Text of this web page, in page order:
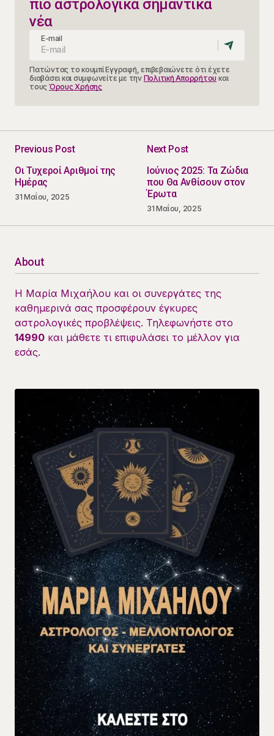
πιο αστρολογικά σημαντικά
νέα
E-mail
Πατώντας το κουμπί Εγγραφή, επιβεβαιώνετε ότι έχετε
διαβάσει και συμφωνείτε με την Πολιτική Απορρήτου και
τους Όρους Χρήσης
Previous Post
Οι Τυχεροί Αριθμοί της
Ημέρας
31 Μαΐου, 2025
Next Post
Ιούνιος 2025: Τα Ζώδια
που Θα Ανθίσουν στον
Έρωτα
31 Μαΐου, 2025
About
Η Μαρία Μιχαήλου και οι συνεργάτες της
καθημερινά σας προσφέρουν έγκυρες
αστρολογικές προβλέψεις. Τηλεφωνήστε στο
14990 και μάθετε τι επιφυλάσει το μέλλον για
εσάς.